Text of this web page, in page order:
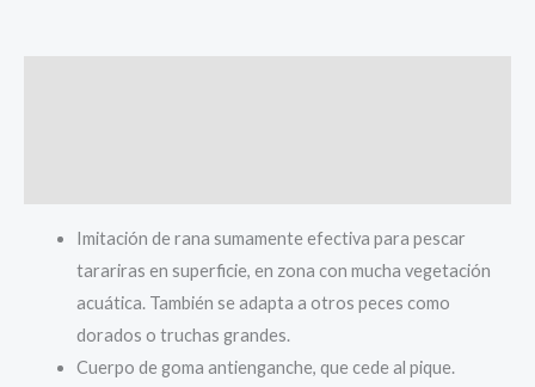
Imitación de rana sumamente efectiva para pescar
tarariras en superficie, en zona con mucha vegetación
acuática. También se adapta a otros peces como
dorados o truchas grandes.
Cuerpo de goma antienganche, que cede al pique.